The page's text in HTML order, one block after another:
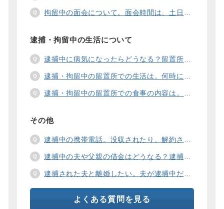
拘留中の面会について。面会時間は、土日や祝日の面会は、一度に面会できる人数は。
逮捕・拘留中の生活について
逮捕中に病気になったらどうなる？留置所の健康診断、診療、医療行為、手術は。
逮捕・拘留中の留置所での生活は。何時に起きて、何時に寝るの？部屋や食事の様子は？
逮捕・拘留中の留置所での食事の内容は。食事代は支払わないといけないの？
その他
逮捕中の携帯電話。没収されたり、解約されたり、見られたりするの？
逮捕中の夫や父親の借金はどうなる？逮捕中の借金の支払い方法は。
逮捕された夫と離婚したい。夫が逮捕中だと慰謝料は増えるの？
よくある質問を見る